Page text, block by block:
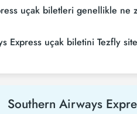
uçak biletleri genellikle ne
Express uçak biletini Tezfly
Southern Airways